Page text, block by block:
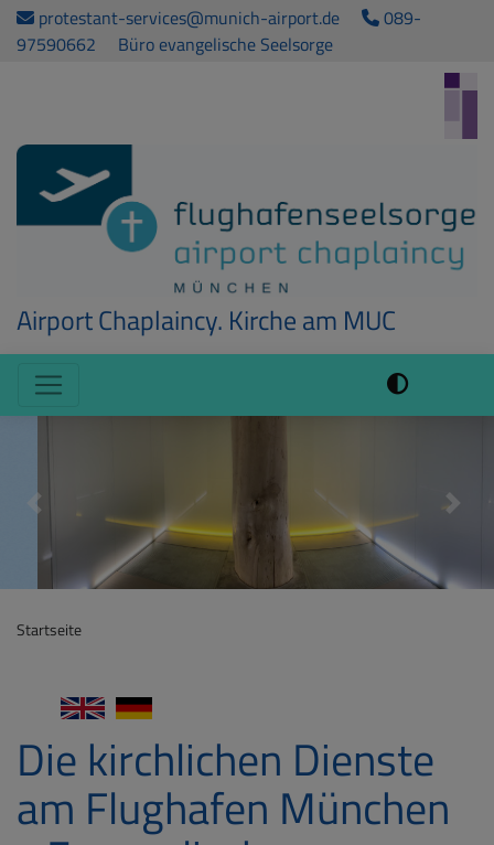
Direkt
zum
protestant-services@munich-airport.de
089-
97590662
Büro evangelische Seelsorge
Airport Chaplaincy. Kirche am MUC
Hauptnavigation
Previous Next
Startseite
English
Die kirchlichen Dienste
am Flughafen München